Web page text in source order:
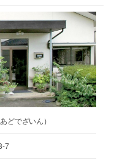
どでざいん）
7